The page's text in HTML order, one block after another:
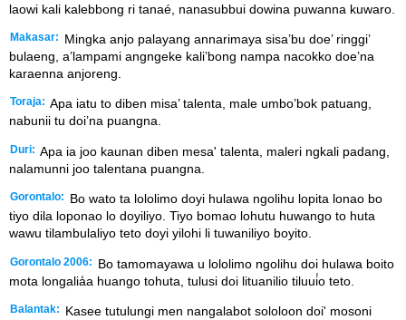
laowi kali kalebbong ri tanaé, nanasubbui dowina puwanna kuwaro.
Makasar:
Mingka anjo palayang annarimaya sisa’bu doe’ ringgi’
bulaeng, a’lampami angngeke kali’bong nampa nacokko doe’na
karaenna anjoreng.
Toraja: Apa iatu to diben misa’ talenta, male umbo’bok patuang,
nabunii tu doi’na puangna.
Duri: Apa ia joo kaunan diben mesa' talenta, maleri ngkali padang,
nalamunni joo talentana puangna.
Gorontalo:
Bo wato ta lololimo doyi hulawa ngolihu lopita lonao bo
tiyo dila loponao lo doyiliyo. Tiyo bomao lohutu huwango to huta
wawu tilambulaliyo teto doyi yilohi li tuwaniliyo boyito.
Gorontalo 2006:
Bo tamomayawa u lololimo ngolihu doi hulawa boito
mota longalia̒a huango tohuta, tulusi doi lituanilio tiluui̒o teto.
Balantak:
Kasee tutulungi men nangalabot sololoon doi' mosoni